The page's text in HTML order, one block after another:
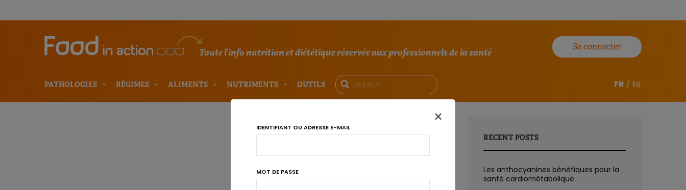
Toute l'info nutrition et diététique réservée aux professionnels de la santé
Se connecter
PATHOLOGIES RÉGIMES ALIMENTS NUTRIMENTS OUTILS FR / NL
RECENT POSTS
Les anthocyanines bénéfiques pour la
santé cardiométabolique
×
IDENTIFIANT OU ADRESSE E-MAIL
MOT DE PASSE